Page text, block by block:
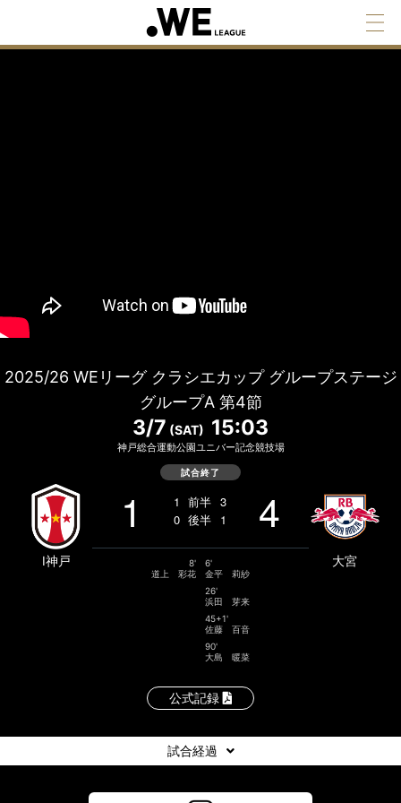
2025/26 WEリーグ クラシエカップ グループステージ
グループA 第4節
3/7 (SAT) 15:03
神戸総合運動公園ユニバー記念競技場
I神戸
試合終了
1 1 前半 3
0 後半 1 4
8'
道上 彩花
6'
金平 莉紗
26'
浜田 芽来
45+1'
佐藤 百音
90'
大島 暖菜
大宮
公式記録
試合経過